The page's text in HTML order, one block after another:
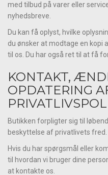
med tilbud på varer eller
nyhedsbreve.
Du kan få oplyst, hvilke
du ønsker at modtage en kopi
til os. Du har også ret til at få
KONTAKT,
OPDATERING
Butikken forpligter sig til
beskyttelse af privatlivets fred.
Hvis du har spørgsmål eller
til hvordan vi bruger dine
at kontakte os.